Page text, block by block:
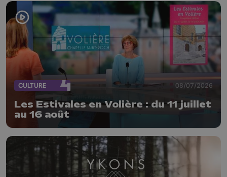
CULTURE 08/07/2026
Les Estivales en Volière : du 11 juillet
au 16 août